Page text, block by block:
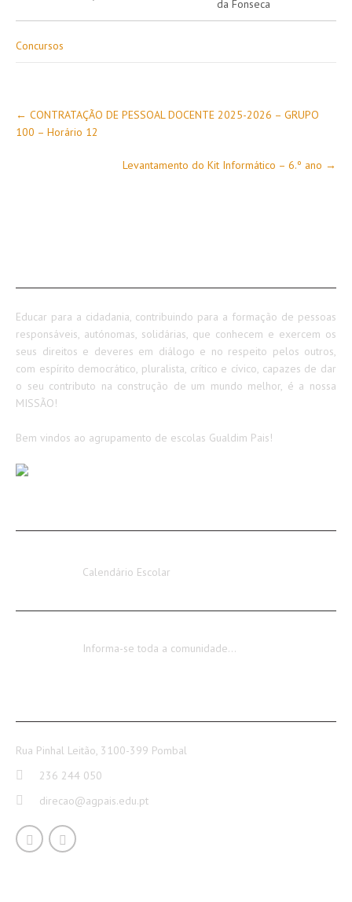
da Fonseca
Concursos
Post
navigation
← CONTRATAÇÃO DE PESSOAL DOCENTE 2025-2026 – GRUPO
100 – Horário 12
Levantamento do Kit Informático – 6.º ano →
Educar para a cidadania, contribuindo para a formação de pessoas
responsáveis, autónomas, solidárias, que conhecem e exercem os
seus direitos e deveres em diálogo e no respeito pelos outros,
com espírito democrático, pluralista, crítico e cívico, capazes de dar
o seu contributo na construção de um mundo melhor, é a nossa
MISSÃO!
Bem vindos ao agrupamento de escolas Gualdim Pais!
Calendário Escolar
Informa-se toda a comunidade…
Rua Pinhal Leitão, 3100-399 Pombal
236 244 050
direcao@agpais.edu.pt